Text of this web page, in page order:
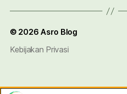
© 2026Asro Blog
Kebijakan Privasi